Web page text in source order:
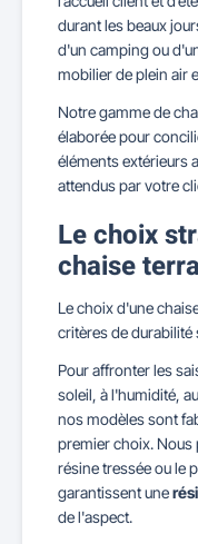
durant les beaux
d'un camping ou
mobilier de plein air
Notre gamme de
élaborée pour
éléments extérieurs
attendus par votre
Le choix
chaise
Le choix d'une
critères de durabilité
Pour affronter les
soleil, à l'humidité,
nos modèles sont
premier choix. Nous
résine tressée ou le
garantissent une
de l'aspect.